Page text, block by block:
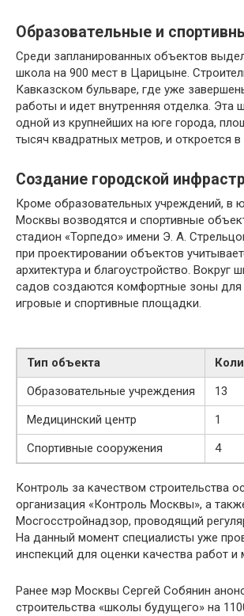
Образовательные и
Среди запланированных объектов
школа на 900 мест в Царицыне.
Кавказском бульваре, где уже
работы и идет внутренняя отделка. Эта
одной из крупнейших на юге города,
тысяч квадратных метров, и откроется
Создание городской
Кроме образовательных учреждений, в
Москвы возводятся и спортивные
стадион «Торпедо» имени Э. А.
при проектировании объектов
архитектура и благоустройство. Вокруг
садов создаются комфортные зоны для
игровые и спортивные площадки.
Тип объекта
Образовательные учреждения
13
Медицинский центр
1
Спортивные сооружения
4
Контроль за качеством строительства
организация «Контроль Москвы», а
Мосгосстройнадзор, проводящий
На данный момент специалисты уже
инспекций для оценки качества работ и
Ранее мэр Москвы Сергей Собянин
строительства «школы будущего» на